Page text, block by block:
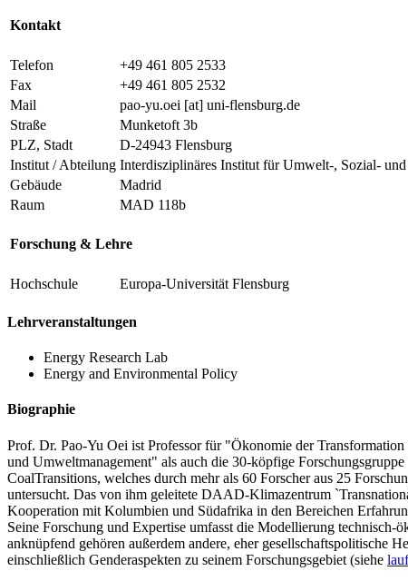
Kontakt
Telefon
+49 461 805 2533
Fax
+49 461 805 2532
Mail
pao-yu.oei [at] uni-flensburg.de
Straße
Munketoft 3b
PLZ, Stadt
D-24943 Flensburg
Institut / Abteilung Interdisziplinäres Institut für Umwelt-, Sozial-
Gebäude
Madrid
Raum
MAD 118b
Forschung & Lehre
Hochschule Europa-Universität Flensburg
Lehrveranstaltungen
Energy Research Lab
Energy and Environmental Policy
Biographie
Prof. Dr. Pao-Yu Oei ist Professor für "Ökonomie der
und Umweltmanagement" als auch die 30-köpfige
CoalTransitions, welches durch mehr als 60 Forscher aus 25
untersucht. Das von ihm geleitete DAAD-Klimazentrum
Kooperation mit Kolumbien und Südafrika in den Bereichen
Seine Forschung und Expertise umfasst die Modellierung
anknüpfend gehören außerdem andere, eher gesellschaftspolitische
einschließlich Genderaspekten zu seinem Forschungsgebiet (siehe